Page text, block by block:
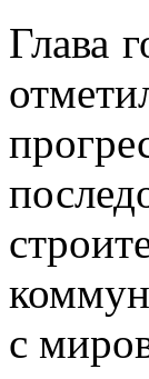
Глава
с